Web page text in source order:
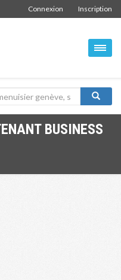
Inscription
Connexion
BUSINESS